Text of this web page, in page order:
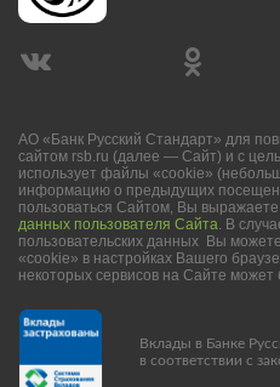
АО «Банк Русский Стандарт» для
сайтом rsb.ru (далее — Сайт) и с
использует файлы «cookie»
информацию о предыдущих
пользоваться Сайтом, Вы выражаете
данных пользователя Сайта. В
пользовательских данных Вы
«cookie» в настройках Вашего
некоторых сервисов на Сайте может
Вклады в Банке
в соответствии с